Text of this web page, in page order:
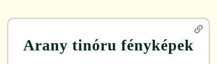
Arany tinóru fényképek